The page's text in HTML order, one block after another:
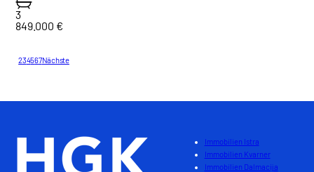
3
849.000 €
1234567Nächste
Immobilien Istra
Immobilien Kvarner
Immobilien Dalmacija